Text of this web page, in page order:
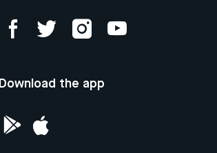
Download the app